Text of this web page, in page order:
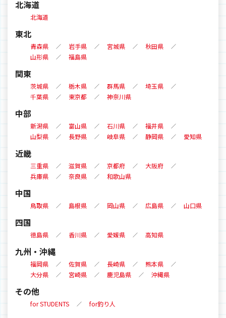
北海道
北海道
東北
青森県 岩手県 宮城県
秋田県
山形県
福島県
関東
茨城県 栃木県 群馬県
埼玉県
千葉県
東京都 神奈川県
中部
新潟県 富山県 石川県
福井県
山梨県
長野県 岐阜県 静岡県 愛知県
近畿
三重県 滋賀県 京都府
大阪府
兵庫県
奈良県 和歌山県
中国
鳥取県 島根県 岡山県 広島県 山口県
四国
徳島県 香川県 愛媛県 高知県
九州・沖縄
福岡県 佐賀県 長崎県
熊本県
大分県
宮崎県 鹿児島県 沖縄県
その他
for STUDENTS for釣り人